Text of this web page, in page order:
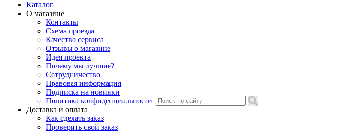
Каталог
О магазине
Контакты
Схема проезда
Качество сервиса
Отзывы о магазине
Идея проекта
Почему мы лучшие?
Сотрудничество
Правовая информация
Подписка на новинки
Политика конфиденциальности
Доставка и оплата
Как сделать заказ
Проверить свой заказ